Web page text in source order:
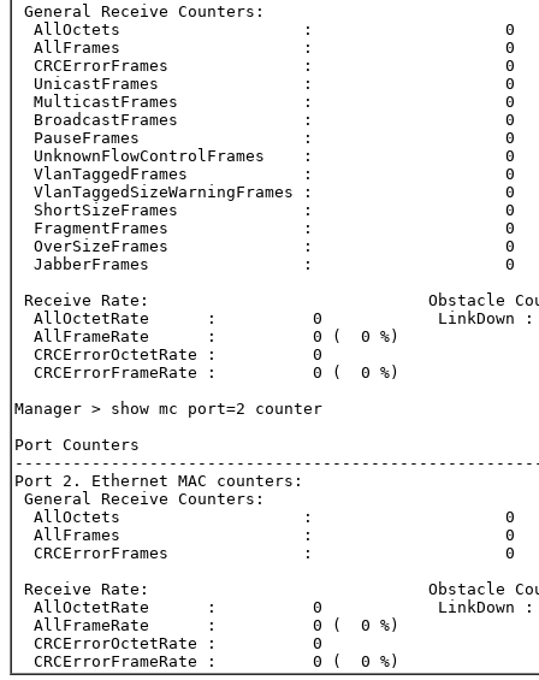
General Receive Counters:
  AllOctets                   :                    0
  AllFrames                   :                    0
  CRCErrorFrames              :                    0
  UnicastFrames               :                    0
  MulticastFrames             :                    0
  BroadcastFrames             :                    0
  PauseFrames                 :                    0
  UnknownFlowControlFrames    :                    0
  VlanTaggedFrames            :                    0
  VlanTaggedSizeWarningFrames :                    0
  ShortSizeFrames             :                    0
  FragmentFrames              :                    0
  OverSizeFrames              :                    0
  JabberFrames                :                    0
Receive Rate:                             Obstacle
AllOctetRate      :          0            LinkDown
  AllFrameRate      :          0 (  0 %)
  CRCErrorOctetRate :          0
  CRCErrorFrameRate :          0 (  0 %)
Manager > show mc port=2 counter
Port Counters
Port 2. Ethernet MAC counters:
General Receive Counters:
  AllOctets                   :                    0
  AllFrames                   :                    0
  CRCErrorFrames              :                    0
Receive Rate:                             Obstacle
AllOctetRate      :          0            LinkDown
  AllFrameRate      :          0 (  0 %)
  CRCErrorOctetRate :          0